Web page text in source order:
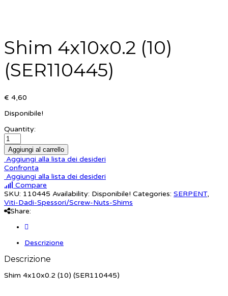
Shim 4x10x0.2 (10)
(SER110445)
€ 4,60
Disponibile!
Quantity:
Aggiungi al carrello
Aggiungi alla lista dei desideri
Confronta
Aggiungi alla lista dei desideri
Compare
SKU: 110445 Availability: Disponibile! Categories: SERPENT,
Viti-Dadi-Spessori/Screw-Nuts-Shims
Share:
Descrizione
Descrizione
Shim 4x10x0.2 (10) (SER110445)